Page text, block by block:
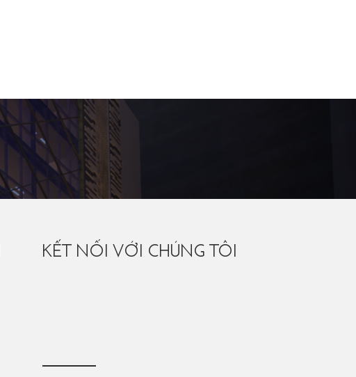
KẾT NỐI VỚI CHÚNG TÔI